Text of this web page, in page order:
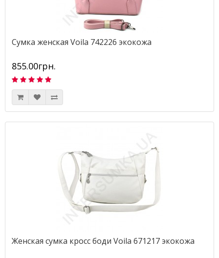
Сумка женская Voila 742226 экокожа
855.00грн.
Женская сумка кросс боди Voila 671217 экокожа